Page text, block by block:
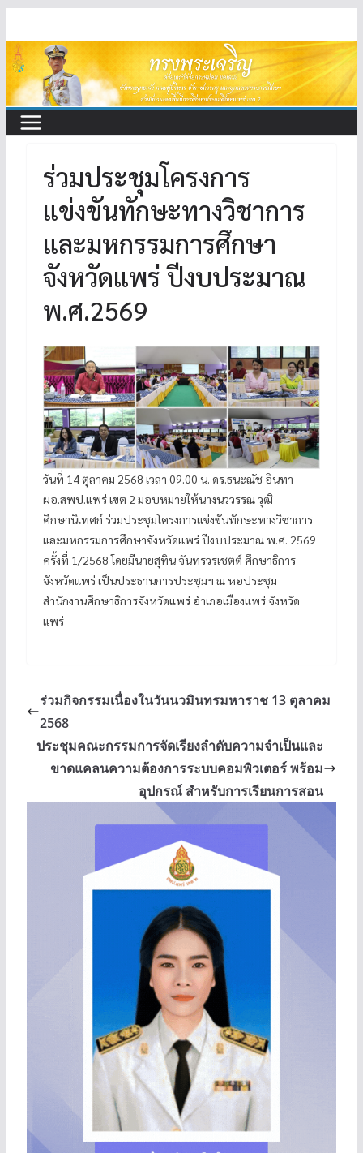
to
content
ร่วมประชุมโครงการ
แข่งขันทักษะทางวิชาการ
และมหกรรมการศึกษา
จังหวัดแพร่ ปีงบประมาณ
พ.ศ.2569
วันที่ 14 ตุลาคม 2568 เวลา 09.00 น. ดร.ธนะณัช อินทา
ผอ.สพป.แพร่ เขต 2 มอบหมายให้นางนววรรณ วุฒิ
ศึกษานิเทศก์ ร่วมประชุมโครงการแข่งขันทักษะทางวิชาการ
และมหกรรมการศึกษาจังหวัดแพร่ ปีงบประมาณ พ.ศ. 2569
ครั้งที่ 1/2568 โดยมีนายสุทิน จันทรวรเชตต์ ศึกษาธิการ
จังหวัดแพร่ เป็นประธานการประชุมฯ ณ หอประชุม
สำนักงานศึกษาธิการจังหวัดแพร่ อำเภอเมืองแพร่ จังหวัด
แพร่
ร่วมกิจกรรมเนื่องในวันนวมินทรมหาราช 13 ตุลาคม
2568
ประชุมคณะกรรมการจัดเรียงลำดับความจำเป็นและ
ขาดแคลนความต้องการระบบคอมพิวเตอร์ พร้อม
อุปกรณ์ สำหรับการเรียนการสอน